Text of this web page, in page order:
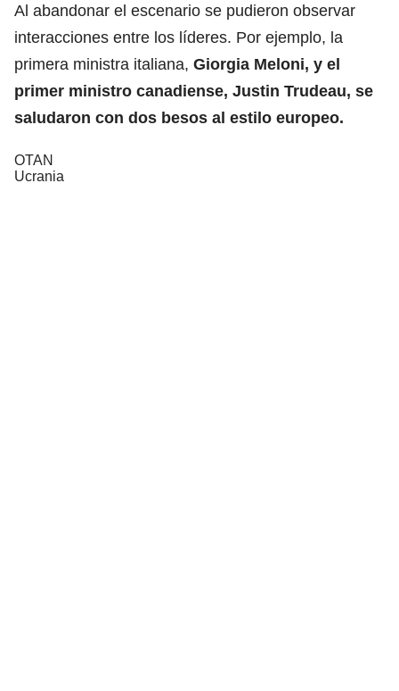
Al abandonar el escenario se pudieron observar
interacciones entre los líderes. Por ejemplo, la
primera ministra italiana, Giorgia Meloni, y el
primer ministro canadiense, Justin Trudeau, se
saludaron con dos besos al estilo europeo.
OTAN
Ucrania